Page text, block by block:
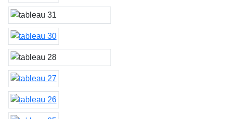
tableau 33
tableau 31 & 32
tableau 30
tableau 28 & 29
tableau 27
tableau 26